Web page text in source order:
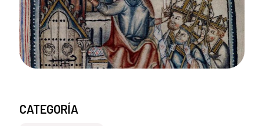
CATEGORÍA